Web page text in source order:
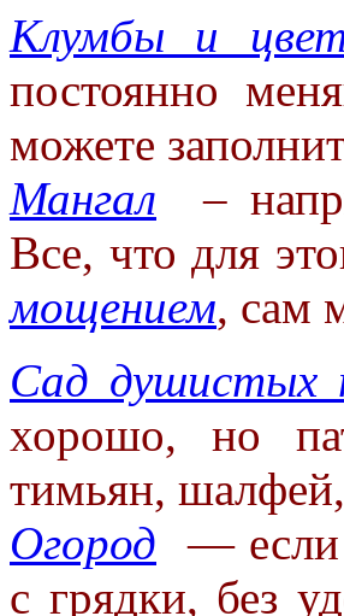
Клумбы и
постоянно
можете
Мангал –
Все, что для
мощением, сам
Сад душистых
хорошо, но
тимьян, шалфей,
Огород — если
с грядки, без